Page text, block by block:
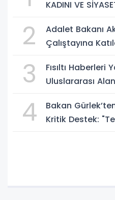
KADINI VE
2
Adalet Bakanı
Çalıştayına
3
Fısıltı Haberleri
Uluslararası
4
Bakan
Kritik Destek: